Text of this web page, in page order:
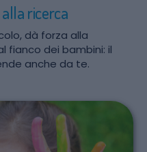
ricerca
dà forza alla
fianco dei bambini: il
anche da te.